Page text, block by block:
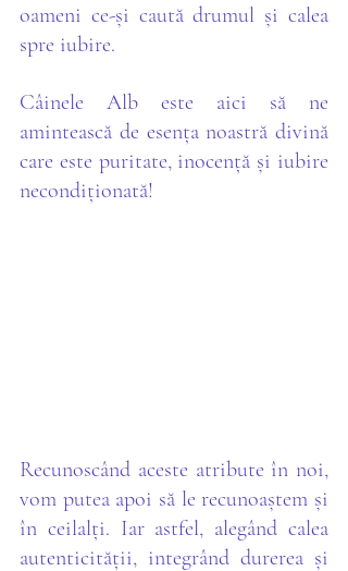
oameni ce-și caută drumul și calea
spre iubire.
Câinele Alb este aici să ne
amintească de esența noastră divină
care este puritate, inocență și iubire
necondiționată!
Recunoscând aceste atribute în noi,
vom putea apoi să le recunoaștem și
în ceilalți. Iar astfel, alegând calea
autenticității, integrând durerea și